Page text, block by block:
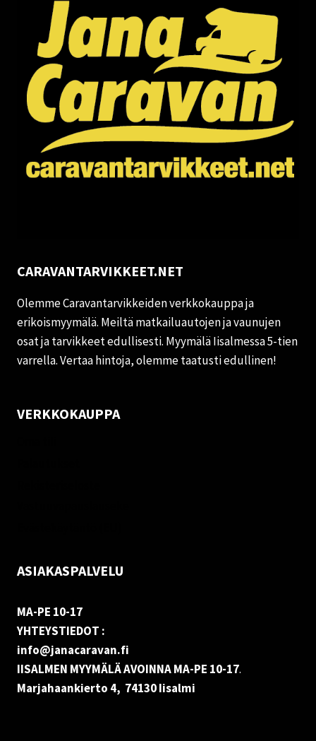
CARAVANTARVIKKEET.NET
Olemme Caravantarvikkeiden verkkokauppa ja
erikoismyymälä. Meiltä matkailuautojen ja vaunujen
osat ja tarvikkeet edullisesti. Myymälä Iisalmessa 5-tien
varrella. Vertaa hintoja, olemme taatusti edullinen!
VERKKOKAUPPA
ASIAKASPALVELU
MA-PE 10-17
YHTEYSTIEDOT :
info@janacaravan.fi
IISALMEN MYYMÄLÄ AVOINNA MA-PE 10-17.
Marjahaankierto 4, 74130 Iisalmi